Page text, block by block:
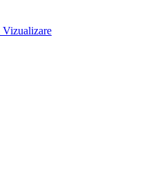
Vizualizare